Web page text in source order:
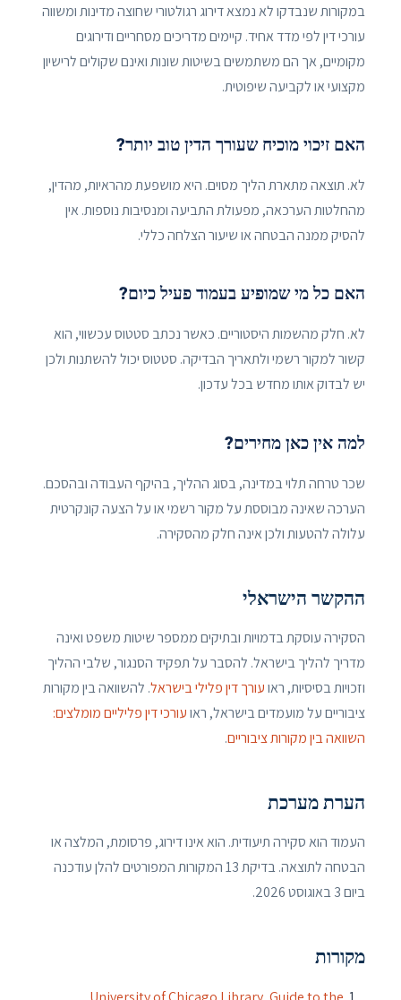
במקורות שנבדקו לא נמצא דירוג רגולטורי שחוצה מדינות ומשווה
עורכי דין לפי מדד אחיד. קיימים מדריכים מסחריים ודירוגים
מקומיים, אך הם משתמשים בשיטות שונות ואינם שקולים לרישיון
מקצועי או לקביעה שיפוטית.
האם זיכוי מוכיח שעורך הדין טוב יותר?
לא. תוצאה מתארת הליך מסוים. היא מושפעת מהראיות, מהדין,
מהחלטות הערכאה, מפעולת התביעה ומנסיבות נוספות. אין
להסיק ממנה הבטחה או שיעור הצלחה כללי.
האם כל מי שמופיע בעמוד פעיל כיום?
לא. חלק מהשמות היסטוריים. כאשר נכתב סטטוס עכשווי, הוא
קשור למקור רשמי ולתאריך הבדיקה. סטטוס יכול להשתנות ולכן
יש לבדוק אותו מחדש בכל עדכון.
למה אין כאן מחירים?
שכר טרחה תלוי במדינה, בסוג ההליך, בהיקף העבודה ובהסכם.
הערכה שאינה מבוססת על מקור רשמי או על הצעה קונקרטית
עלולה להטעות ולכן אינה חלק מהסקירה.
ההקשר הישראלי
הסקירה עוסקת בדמויות ובתיקים ממספר שיטות משפט ואינה
מדריך להליך בישראל. להסבר על תפקיד הסנגור, שלבי ההליך
וזכויות בסיסיות, ראועורך דין פלילי בישראל. להשוואה בין מקורות
ציבוריים על מועמדים בישראל, ראועורכי דין פליליים מומלצים:
השוואה בין מקורות ציבוריים.
הערת מערכת
העמוד הוא סקירה תיעודית. הוא אינו דירוג, פרסומת, המלצה או
הבטחה לתוצאה. בדיקת 13 המקורות המפורטים להלן עודכנה
ביום 3 באוגוסט 2026.
מקורות